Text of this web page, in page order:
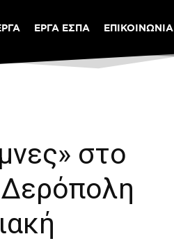
ΕΡΓΑ ΕΣΠΑ ΕΠΙΚΟΙΝΩΝΙΑ
στο